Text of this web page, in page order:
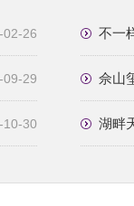
02-26 不一
09-29 佘山
10-30 湖畔